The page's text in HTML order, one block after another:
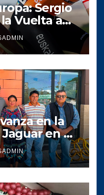
Sergio
Vuelta a
con la élite
en la
en el
Guatemala